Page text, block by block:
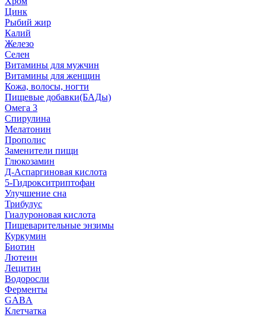
Цинк
Рыбий жир
Калий
Железо
Селен
Витамины для мужчин
Витамины для женщин
Кожа, волосы, ногти
Пищевые добавки(БАДы)
Омега 3
Спирулина
Мелатонин
Прополис
Заменители пищи
Глюкозамин
Д-Аспаргиновая кислота
5-Гидрокситриптофан
Улучшение сна
Трибулус
Гиалуроновая кислота
Пищеварительные энзимы
Куркумин
Биотин
Лютеин
Лецитин
Водоросли
Ферменты
GABA
Клетчатка